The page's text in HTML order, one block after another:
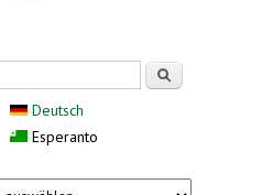
Deutsch
Esperanto